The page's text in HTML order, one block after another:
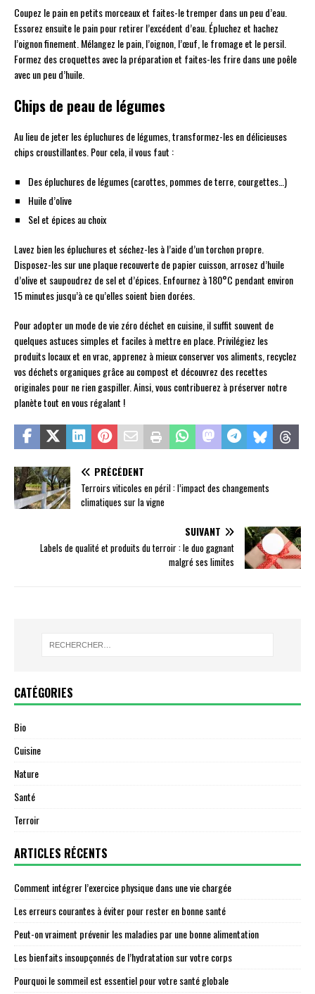
Coupez le pain en petits morceaux et faites-le tremper dans un peu d’eau.
Essorez ensuite le pain pour retirer l’excédent d’eau. Épluchez et hachez
l’oignon finement. Mélangez le pain, l’oignon, l’œuf, le fromage et le persil.
Formez des croquettes avec la préparation et faites-les frire dans une poêle
avec un peu d’huile.
Chips de peau de légumes
Au lieu de jeter les épluchures de légumes, transformez-les en délicieuses
chips croustillantes. Pour cela, il vous faut :
Des épluchures de légumes (carottes, pommes de terre, courgettes…)
Huile d’olive
Sel et épices au choix
Lavez bien les épluchures et séchez-les à l’aide d’un torchon propre.
Disposez-les sur une plaque recouverte de papier cuisson, arrosez d’huile
d’olive et saupoudrez de sel et d’épices. Enfournez à 180°C pendant environ
15 minutes jusqu’à ce qu’elles soient bien dorées.
Pour adopter un mode de vie zéro déchet en cuisine, il suffit souvent de
quelques astuces simples et faciles à mettre en place. Privilégiez les
produits locaux et en vrac, apprenez à mieux conserver vos aliments, recyclez
vos déchets organiques grâce au compost et découvrez des recettes
originales pour ne rien gaspiller. Ainsi, vous contribuerez à préserver notre
planète tout en vous régalant !
PRÉCÉDENT
Terroirs viticoles en péril : l’impact des changements
climatiques sur la vigne
SUIVANT
Labels de qualité et produits du terroir : le duo gagnant
malgré ses limites
CATÉGORIES
Bio
Cuisine
Nature
Santé
Terroir
ARTICLES RÉCENTS
Comment intégrer l’exercice physique dans une vie chargée
Les erreurs courantes à éviter pour rester en bonne santé
Peut-on vraiment prévenir les maladies par une bonne alimentation
Les bienfaits insoupçonnés de l’hydratation sur votre corps
Pourquoi le sommeil est essentiel pour votre santé globale